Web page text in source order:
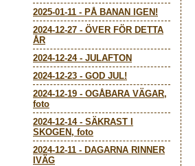
2025-01-11 - PÅ BANAN IGEN!
2024-12-27 - ÖVER FÖR DETTA
ÅR
2024-12-24- JULAFTON
2024-12-23 - GOD JUL!
2024-12-19 - OGÅBARA VÄGAR,
foto
2024-12-14- SÄKRAST I
SKOGEN, foto
2024-12-11 - DAGARNA RINNER
IVÄG